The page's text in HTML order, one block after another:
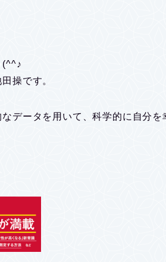
(^^♪
操です。
データを用いて、科学的に自分